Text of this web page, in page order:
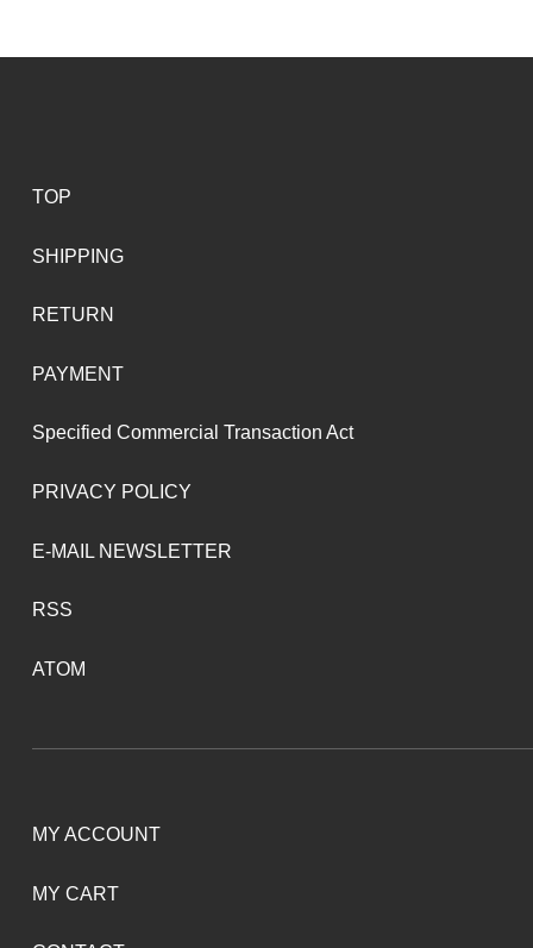
TOP
SHIPPING
RETURN
PAYMENT
Specified Commercial Transaction Act
PRIVACY POLICY
E-MAIL NEWSLETTER
RSS
ATOM
MY ACCOUNT
MY CART